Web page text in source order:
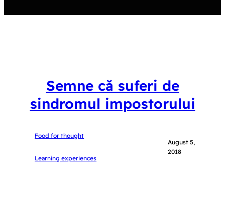
Semne că suferi de
sindromul impostorului
Food for thought
Learning experiences
August 5,
2018